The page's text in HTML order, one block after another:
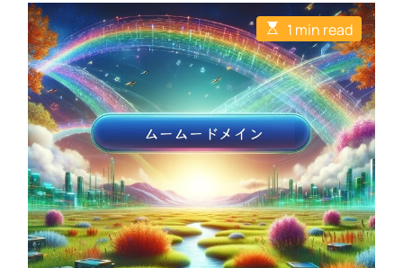
A
u
t
h
o
r
a
t
e
s
t
C
o
m
m
e
n
t
E
s
t
i
m
a
t
e
d
r
e
a
d
t
i
m
e
1 min read